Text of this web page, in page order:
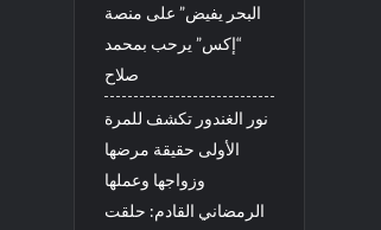
البحر يفيض” على منصة
“إكس” يرحب بمحمد
صلاح
نور الغندور تكشف للمرة
الأولى حقيقة مرضها
وزواجها وعملها
الرمضاني القادم: حلقت